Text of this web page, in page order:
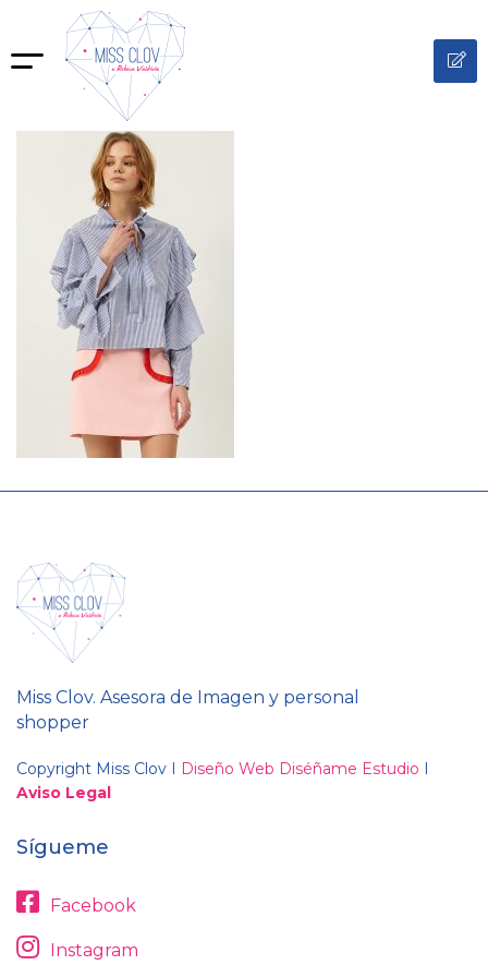
Miss Clov. Asesora de Imagen y personal
shopper
Copyright Miss Clov I Diseño Web Diséñame Estudio I
Aviso Legal
Sígueme
Facebook
Instagram